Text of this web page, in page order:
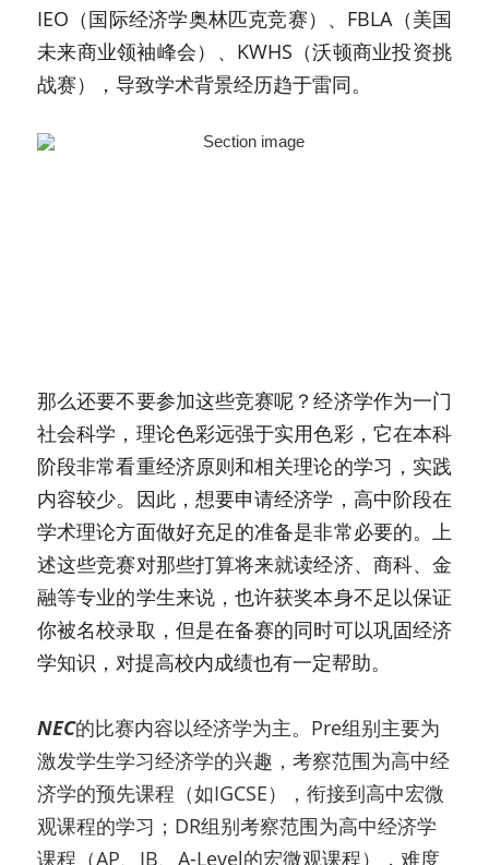
IEO（国际经济学奥林匹克竞赛）、FBLA（美国
未来商业领袖峰会）、KWHS（沃顿商业投资挑
战赛），导致学术背景经历趋于雷同。
那么还要不要参加这些竞赛呢？经济学作为一门
社会科学，理论色彩远强于实用色彩，它在本科
阶段非常看重经济原则和相关理论的学习，实践
内容较少。因此，想要申请经济学，高中阶段在
学术理论方面做好充足的准备是非常必要的。上
述这些竞赛对那些打算将来就读经济、商科、金
融等专业的学生来说，也许获奖本身不足以保证
你被名校录取，但是在备赛的同时可以巩固经济
学知识，对提高校内成绩也有一定帮助。
NEC的比赛内容以经济学为主。Pre组别主要为
激发学生学习经济学的兴趣，考察范围为⾼中经
济学的预先课程（如IGCSE），衔接到⾼中宏微
观课程的学习；DR组别考察范围为⾼中经济学
课程（AP、IB、A-Level的宏微观课程），难度